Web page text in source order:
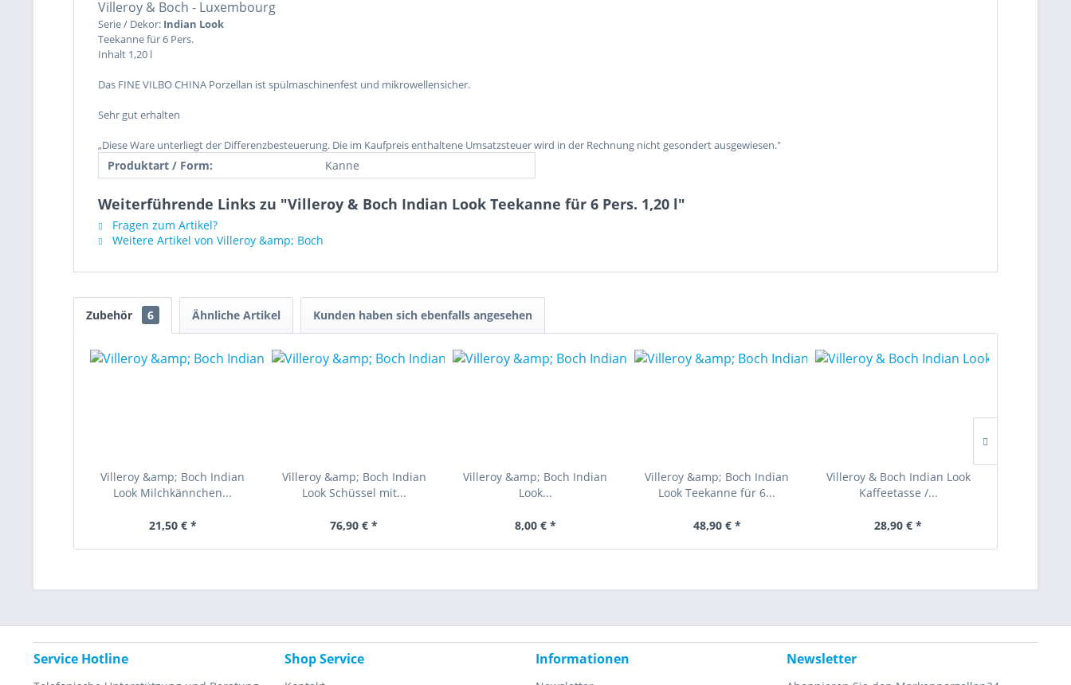
Villeroy & Boch - Luxembourg
Serie / Dekor: Indian Look
Teekanne für 6 Pers.
Inhalt 1,20 l
Das FINE VILBO CHINA Porzellan ist spülmaschinenfest und mikrowellensicher.
Sehr gut erhalten
„Diese Ware unterliegt der Differenzbesteuerung. Die im Kaufpreis enthaltene Umsatzsteuer wird in der Rechnung nicht gesondert ausgewiesen."
Produktart / Form: Kanne
Weiterführende Links zu "Villeroy & Boch Indian Look Teekanne für 6 Pers. 1,20 l"
Fragen zum Artikel?
Weitere Artikel von Villeroy &amp; Boch
Zubehör 6 Ähnliche Artikel Kunden haben sich ebenfalls angesehen
Villeroy &amp; Boch Indian
Look Milchkännchen...
21,50 € *
Villeroy &amp; Boch Indian
Look Schüssel mit...
76,90 € *
Villeroy &amp; Boch Indian
Look...
8,00 € *
Villeroy &amp; Boch Indian
Look Teekanne für 6...
48,90 € *
Villeroy & Boch Indian Look
Kaffeetasse /...
28,90 € *
Service Hotline Shop Service Informationen Newsletter